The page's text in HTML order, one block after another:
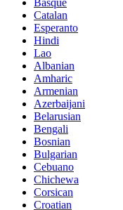
Basque
Catalan
Esperanto
Hindi
Lao
Albanian
Amharic
Armenian
Azerbaijani
Belarusian
Bengali
Bosnian
Bulgarian
Cebuano
Chichewa
Corsican
Croatian